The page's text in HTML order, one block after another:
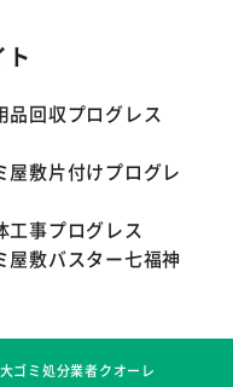
ト
ゴミ処分業者クオーレ